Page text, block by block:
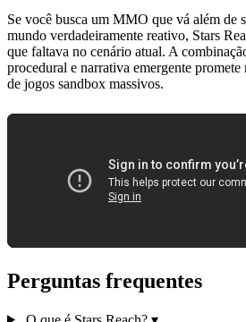
Se você busca um MMO que vá além de
mundo verdadeiramente reativo, Stars
que faltava no cenário atual. A
procedural e narrativa emergente
de jogos sandbox massivos.
Perguntas frequentes